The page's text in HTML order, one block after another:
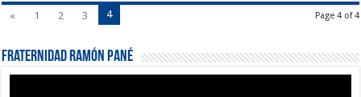
Page 4 of 4
« 1 2 3 4
Fraternidad Ramón Pané